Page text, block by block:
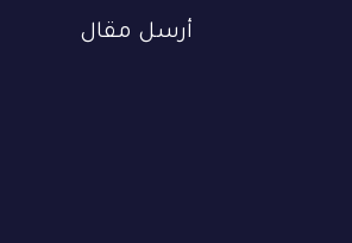
أرسل مقال